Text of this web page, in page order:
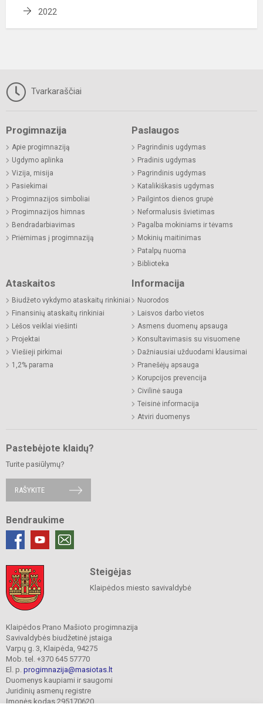
2022
Tvarkaraščiai
Progimnazija
Apie progimnaziją
Ugdymo aplinka
Vizija, misija
Pasiekimai
Progimnazijos simboliai
Progimnazijos himnas
Bendradarbiavimas
Priėmimas į progimnaziją
Paslaugos
Pagrindinis ugdymas
Pradinis ugdymas
Pagrindinis ugdymas
Katalikiškasis ugdymas
Pailgintos dienos grupė
Neformalusis švietimas
Pagalba mokiniams ir tėvams
Mokinių maitinimas
Patalpų nuoma
Biblioteka
Ataskaitos
Biudžeto vykdymo ataskaitų rinkiniai
Finansinių ataskaitų rinkiniai
Lėšos veiklai viešinti
Projektai
Viešieji pirkimai
1,2% parama
Informacija
Nuorodos
Laisvos darbo vietos
Asmens duomenų apsauga
Konsultavimasis su visuomene
Dažniausiai užduodami klausimai
Pranešėjų apsauga
Korupcijos prevencija
Civilinė sauga
Teisinė informacija
Atviri duomenys
Pastebėjote klaidų?
Turite pasiūlymų?
RAŠYKITE
Bendraukime
Steigėjas
Klaipėdos miesto savivaldybė
Klaipėdos Prano Mašioto progimnazija
Savivaldybės biudžetinė įstaiga
Varpų g. 3, Klaipėda, 94275
Mob. tel. +370 645 57770
El. p. progimnazija@masiotas.lt
Duomenys kaupiami ir saugomi
Juridinių asmenų registre
Įmonės kodas 295170620